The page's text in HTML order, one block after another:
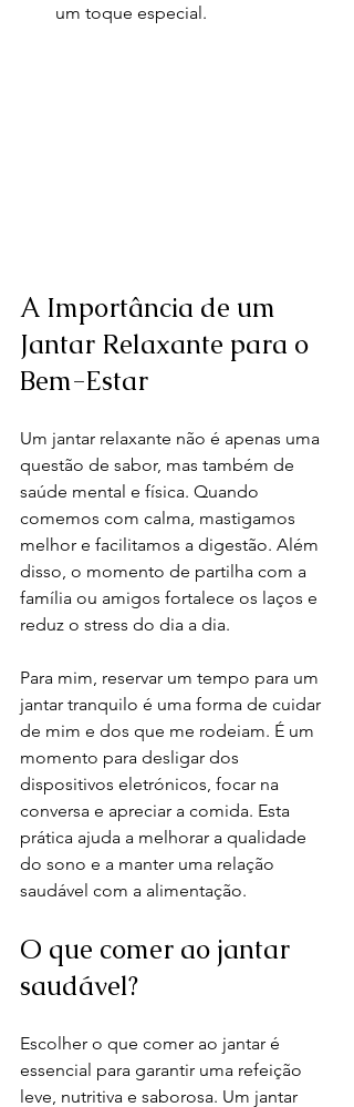
um toque especial.
A Importância de um
Jantar Relaxante para o
Bem-Estar
Um jantar relaxante não é apenas uma
questão de sabor, mas também de
saúde mental e física. Quando
comemos com calma, mastigamos
melhor e facilitamos a digestão. Além
disso, o momento de partilha com a
família ou amigos fortalece os laços e
reduz o stress do dia a dia.
Para mim, reservar um tempo para um
jantar tranquilo é uma forma de cuidar
de mim e dos que me rodeiam. É um
momento para desligar dos
dispositivos eletrónicos, focar na
conversa e apreciar a comida. Esta
prática ajuda a melhorar a qualidade
do sono e a manter uma relação
saudável com a alimentação.
O que comer ao jantar
saudável?
Escolher o que comer ao jantar é
essencial para garantir uma refeição
leve, nutritiva e saborosa. Um jantar